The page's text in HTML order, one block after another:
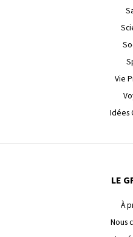
Vie
Idées
LE
À
Nous